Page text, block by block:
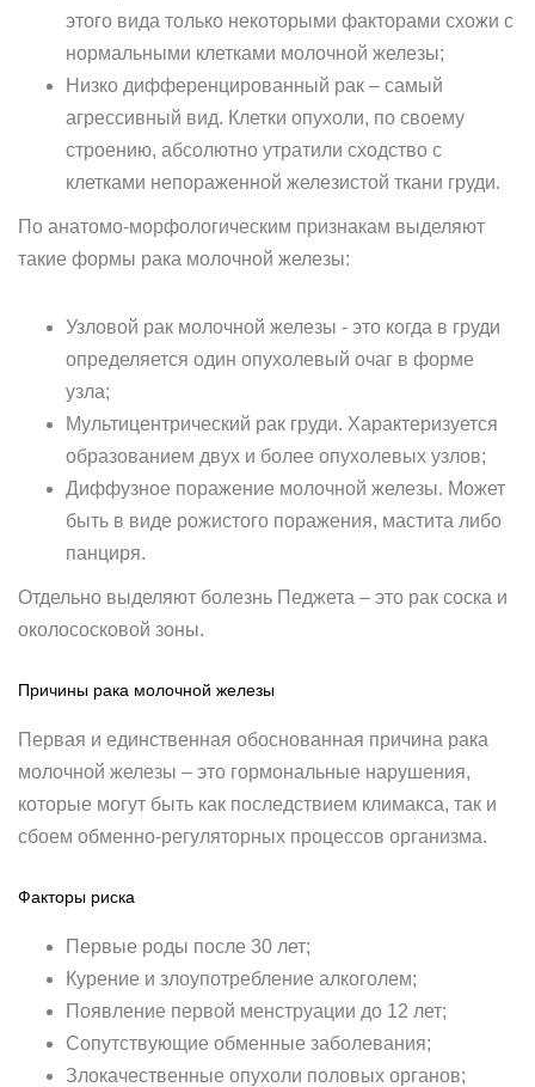
этого вида только некоторыми факторами схожи с
нормальными клетками молочной железы;
Низко дифференцированный рак – самый
агрессивный вид. Клетки опухоли, по своему
строению, абсолютно утратили сходство с
клетками непораженной железистой ткани груди.
По анатомо-морфологическим признакам выделяют
такие формы рака молочной железы:
Узловой рак молочной железы - это когда в груди
определяется один опухолевый очаг в форме
узла;
Мультицентрический рак груди. Характеризуется
образованием двух и более опухолевых узлов;
Диффузное поражение молочной железы. Может
быть в виде рожистого поражения, мастита либо
панциря.
Отдельно выделяют болезнь Педжета – это рак соска и
околососковой зоны.
Причины рака молочной железы
Первая и единственная обоснованная причина рака
молочной железы – это гормональные нарушения,
которые могут быть как последствием климакса, так и
сбоем обменно-регуляторных процессов организма.
Факторы риска
Первые роды после 30 лет;
Курение и злоупотребление алкоголем;
Появление первой менструации до 12 лет;
Сопутствующие обменные заболевания;
Злокачественные опухоли половых органов;